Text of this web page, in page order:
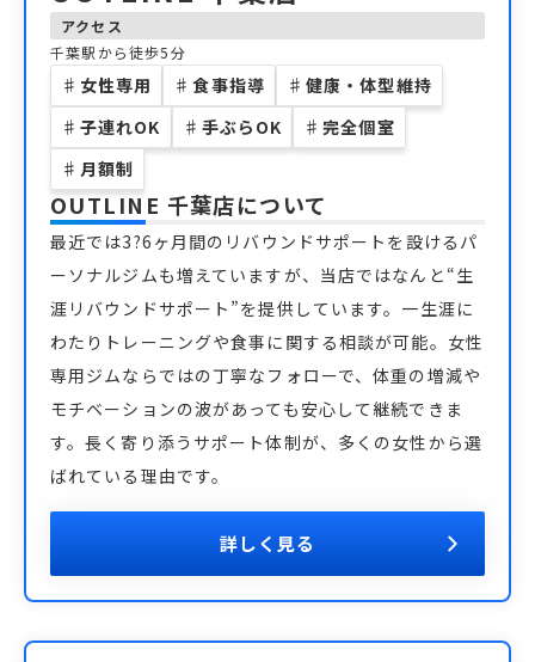
アクセス
千葉駅から徒歩5分
♯ 女性専用 ♯ 食事指導 ♯ 健康・体型維持
♯ 子連れOK ♯ 手ぶらOK ♯ 完全個室
♯ 月額制
OUTLINE 千葉店について
最近では3?6ヶ月間のリバウンドサポートを設けるパ
ーソナルジムも増えていますが、当店ではなんと“生
涯リバウンドサポート”を提供しています。一生涯に
わたりトレーニングや食事に関する相談が可能。女性
専用ジムならではの丁寧なフォローで、体重の増減や
モチベーションの波があっても安心して継続できま
す。長く寄り添うサポート体制が、多くの女性から選
ばれている理由です。
詳しく見る